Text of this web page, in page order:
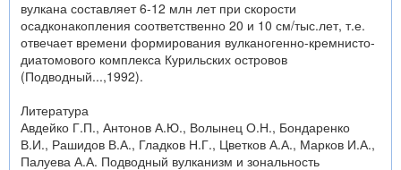
вулкана составляет 6-12 млн лет при скорости
осадконакопления соответственно 20 и 10 см/тыс.лет, т.е.
отвечает времени формирования вулканогенно-кремнисто-
диатомового комплекса Курильских островов
(Подводный...,1992).
Литература
Авдейко Г.П., Антонов А.Ю., Волынец О.Н., Бондаренко
В.И., Рашидов В.А., Гладков Н.Г., Цветков А.А., Марков И.А.,
Палуева А.А. Подводный вулканизм и зональность